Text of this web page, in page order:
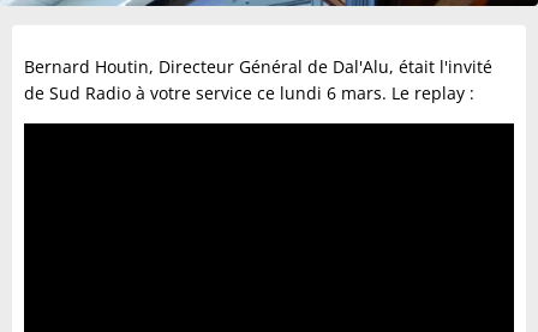
Bernard Houtin, Directeur Général de Dal'Alu, était l'invité
de Sud Radio à votre service ce lundi 6 mars. Le replay :